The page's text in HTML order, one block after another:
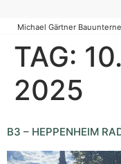
Michael Gärtner
TAG:
2025
B3 – HEPPENHEIM